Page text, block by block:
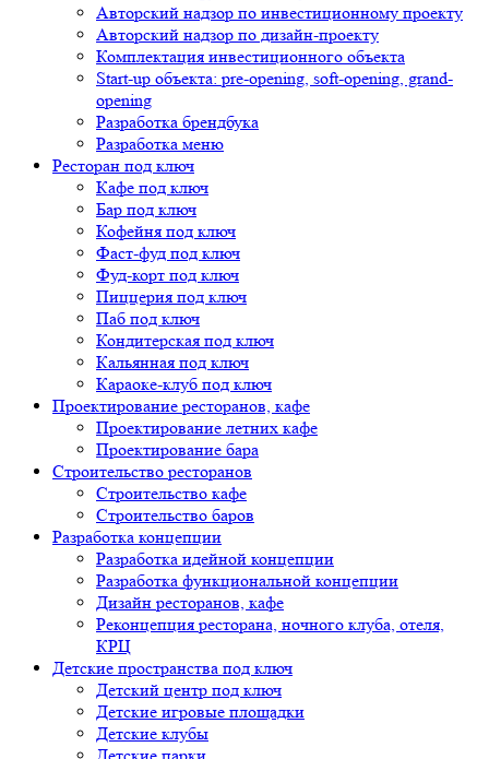
Авторский надзор по инвестиционному проекту
Авторский надзор по дизайн-проекту
Комплектация инвестиционного объекта
Start-up объекта: pre-opening, soft-opening, grand-
opening
Разработка брендбука
Разработка меню
Ресторан под ключ
Кафе под ключ
Бар под ключ
Кофейня под ключ
Фаст-фуд под ключ
Фуд-корт под ключ
Пиццерия под ключ
Паб под ключ
Кондитерская под ключ
Кальянная под ключ
Караоке-клуб под ключ
Проектирование ресторанов, кафе
Проектирование летних кафе
Проектирование бара
Строительство ресторанов
Строительство кафе
Строительство баров
Разработка концепции
Разработка идейной концепции
Разработка функциональной концепции
Дизайн ресторанов, кафе
Реконцепция ресторана, ночного клуба, отеля,
КРЦ
Детские пространства под ключ
Детский центр под ключ
Детские игровые площадки
Детские клубы